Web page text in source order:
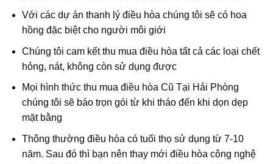
Với các dự án thanh lý điều hòa chúng tôi sẽ có hoa
hồng đặc biệt cho người môi giới
Chúng tôi cam kết thu mua điều hòa tất cả các loại chết
hỏng, nát, không còn sử dụng được
Mọi hình thức thu mua điều hòa Cũ Tại Hải Phòng
chúng tôi sẽ báo trọn gói từ khi tháo đến khi dọn dẹp
mặt bằng
Thông thường điều hòa có tuổi thọ sử dụng từ 7-10
năm. Sau đó thì bạn nên thay mới điều hòa công nghệ